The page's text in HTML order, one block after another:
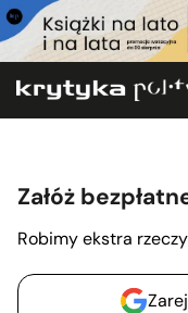
Załóż
Robimy ekstra rzeczy